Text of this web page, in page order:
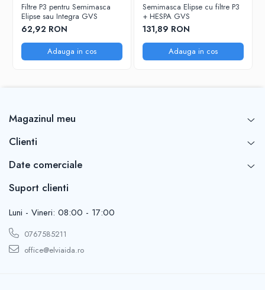
Filtre P3 pentru Semimasca
Elipse sau Integra GVS
62,92 RON
Adauga in cos
Semimasca Elipse cu filtre P3
+ HESPA GVS
131,89 RON
Adauga in cos
Magazinul meu
Clienti
Date comerciale
Suport clienti
Luni - Vineri: 08:00 - 17:00
0767585211
office@elviaida.ro